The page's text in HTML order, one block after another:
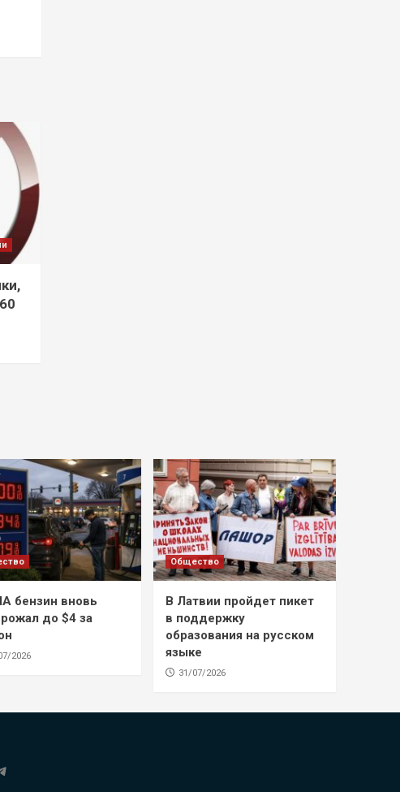
бензин вновь
до $4 за
2026
Общество
В Латвии пройдет пикет
в поддержку
образования на русском
языке
31/07/2026